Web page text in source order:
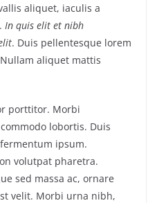
aliquet, iaculis a
In quis elit et nibh
. Duis pellentesque lorem
aliquet mattis
porttitor. Morbi
lobortis. Duis
ipsum.
volutpat pharetra.
sed massa ac, ornare
velit. Morbi urna nibh,